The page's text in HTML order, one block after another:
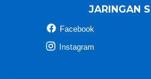
JARINGAN
Facebook
Instagram